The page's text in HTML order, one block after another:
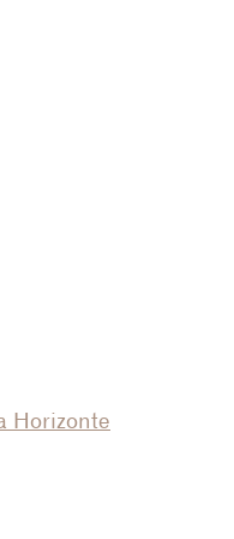
Horizonte